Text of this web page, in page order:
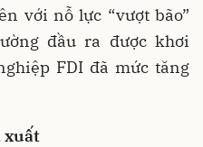
với nỗ lực “vượt bão”
đầu ra được khơi
FDI đã mức tăng
xuất